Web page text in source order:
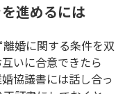
進めるには
婚に関する条件を双
いに合意できたら
協議書には話し合っ